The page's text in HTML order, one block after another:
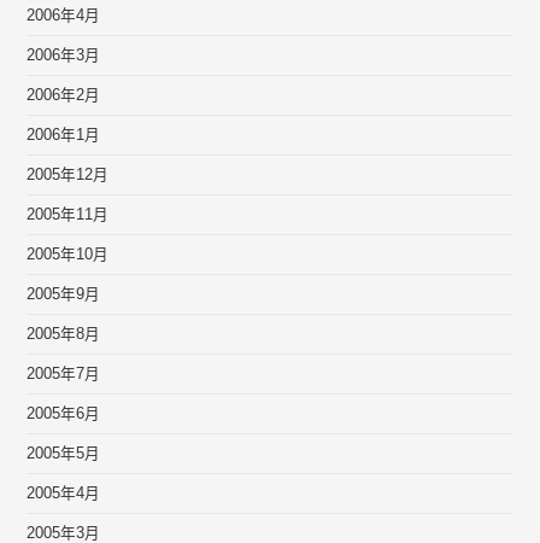
2006年4月
2006年3月
2006年2月
2006年1月
2005年12月
2005年11月
2005年10月
2005年9月
2005年8月
2005年7月
2005年6月
2005年5月
2005年4月
2005年3月